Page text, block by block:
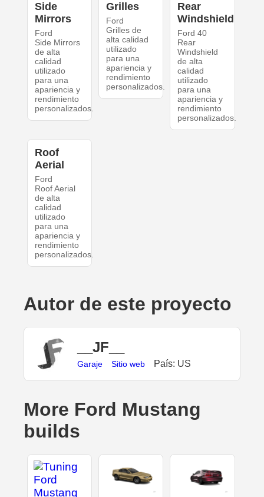
Side
Mirrors
Ford
Side Mirrors
de alta
calidad
utilizado
para una
apariencia y
rendimiento
personalizados.
Grilles
Ford
Grilles de
alta calidad
utilizado
para una
apariencia y
rendimiento
personalizados.
Rear
Windshield
Ford 40
Rear
Windshield
de alta
calidad
utilizado
para una
apariencia y
rendimiento
personalizados.
Roof
Aerial
Ford
Roof Aerial
de alta
calidad
utilizado
para una
apariencia y
rendimiento
personalizados.
Autor de este proyecto
__JF__
Garaje Sitio web País: US
More Ford Mustang
builds